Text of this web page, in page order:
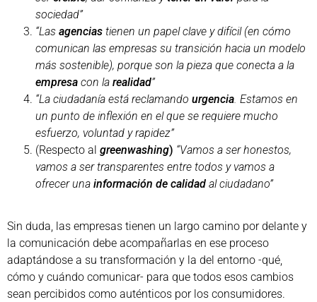
sociedad”
“Las agencias tienen un papel clave y difícil (en cómo
comunican las empresas su transición hacia un modelo
más sostenible), porque son la pieza que conecta a la
empresa con la realidad”
“La ciudadanía está reclamando urgencia. Estamos en
un punto de inflexión en el que se requiere mucho
esfuerzo, voluntad y rapidez”
(Respecto al greenwashing) “Vamos a ser honestos,
vamos a ser transparentes entre todos y vamos a
ofrecer una información de calidad al ciudadano”
Sin duda, las empresas tienen un largo camino por delante y
la comunicación debe acompañarlas en ese proceso
adaptándose a su transformación y la del entorno -qué,
cómo y cuándo comunicar- para que todos esos cambios
sean percibidos como auténticos por los consumidores.